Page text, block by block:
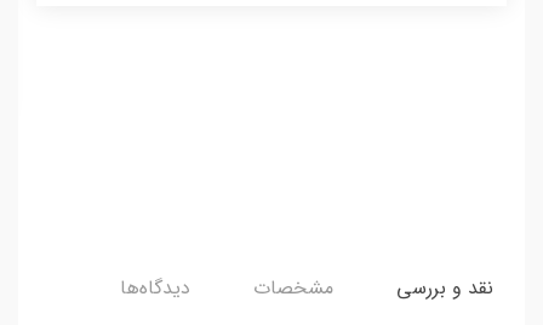
نقد و بررسی مشخصات دیدگاه‌ها